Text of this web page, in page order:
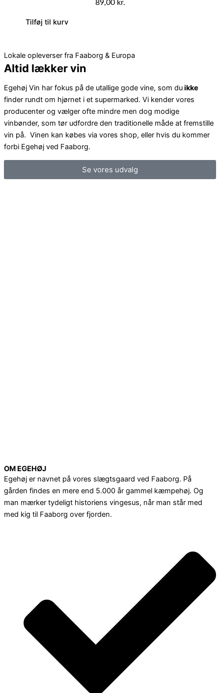
89,00 kr.
Tilføj til kurv
Lokale opleverser fra Faaborg & Europa
Altid lækker vin
Egehøj Vin har fokus på de utallige gode vine, som duikke
finder rundt om hjørnet i et supermarked. Vi kender vores
producenter og vælger ofte mindre men dog modige
vinbønder, som tør udfordre den traditionelle måde at fremstille
vin på. Vinen kan købes via vores shop, eller hvis du kommer
forbi Egehøj ved Faaborg.
Se vores udvalg
OM EGEHØJ
Egehøj er navnet på vores slægtsgaard ved Faaborg. På
gården findes en mere end 5.000 år gammel kæmpehøj. Og
man mærker tydeligt historiens vingesus, når man står med
med kig til Faaborg over fjorden.